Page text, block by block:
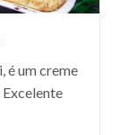
é um creme